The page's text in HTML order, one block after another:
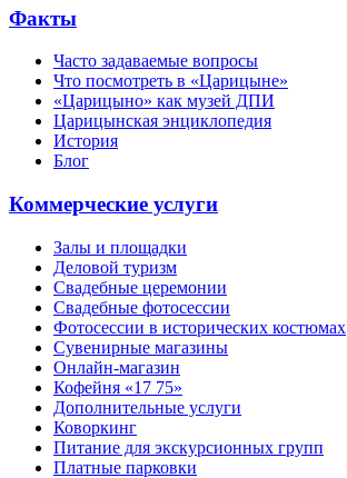
Факты
Часто задаваемые вопросы
Что посмотреть в «Царицыне»
«Царицыно» как музей ДПИ
Царицынская энциклопедия
История
Блог
Коммерческие услуги
Залы и площадки
Деловой туризм
Свадебные церемонии
Свадебные фотосессии
Фотосессии в исторических костюмах
Сувенирные магазины
Онлайн-магазин
Кофейня «17 75»
Дополнительные услуги
Коворкинг
Питание для экскурсионных групп
Платные парковки